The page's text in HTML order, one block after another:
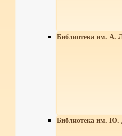
Библиотека им. А.
Библиотека им. Ю.